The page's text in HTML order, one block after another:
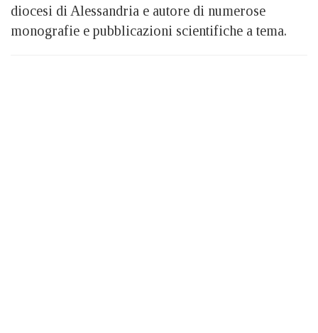
diocesi di Alessandria e autore di numerose
monografie e pubblicazioni scientifiche a tema.